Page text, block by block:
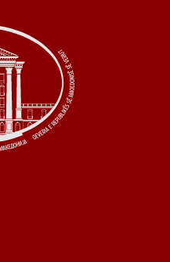
поддршка
Прегледи
Програми